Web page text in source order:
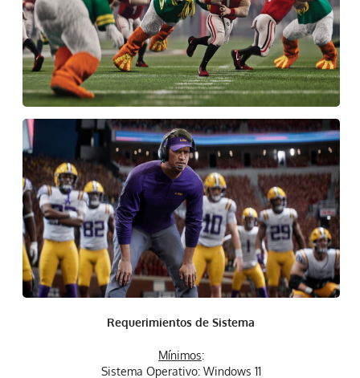
Requerimientos de Sistema
Mínimos:
Sistema Operativo: Windows 11